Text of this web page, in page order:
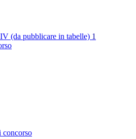
(da pubblicare in tabelle) 1
concorso